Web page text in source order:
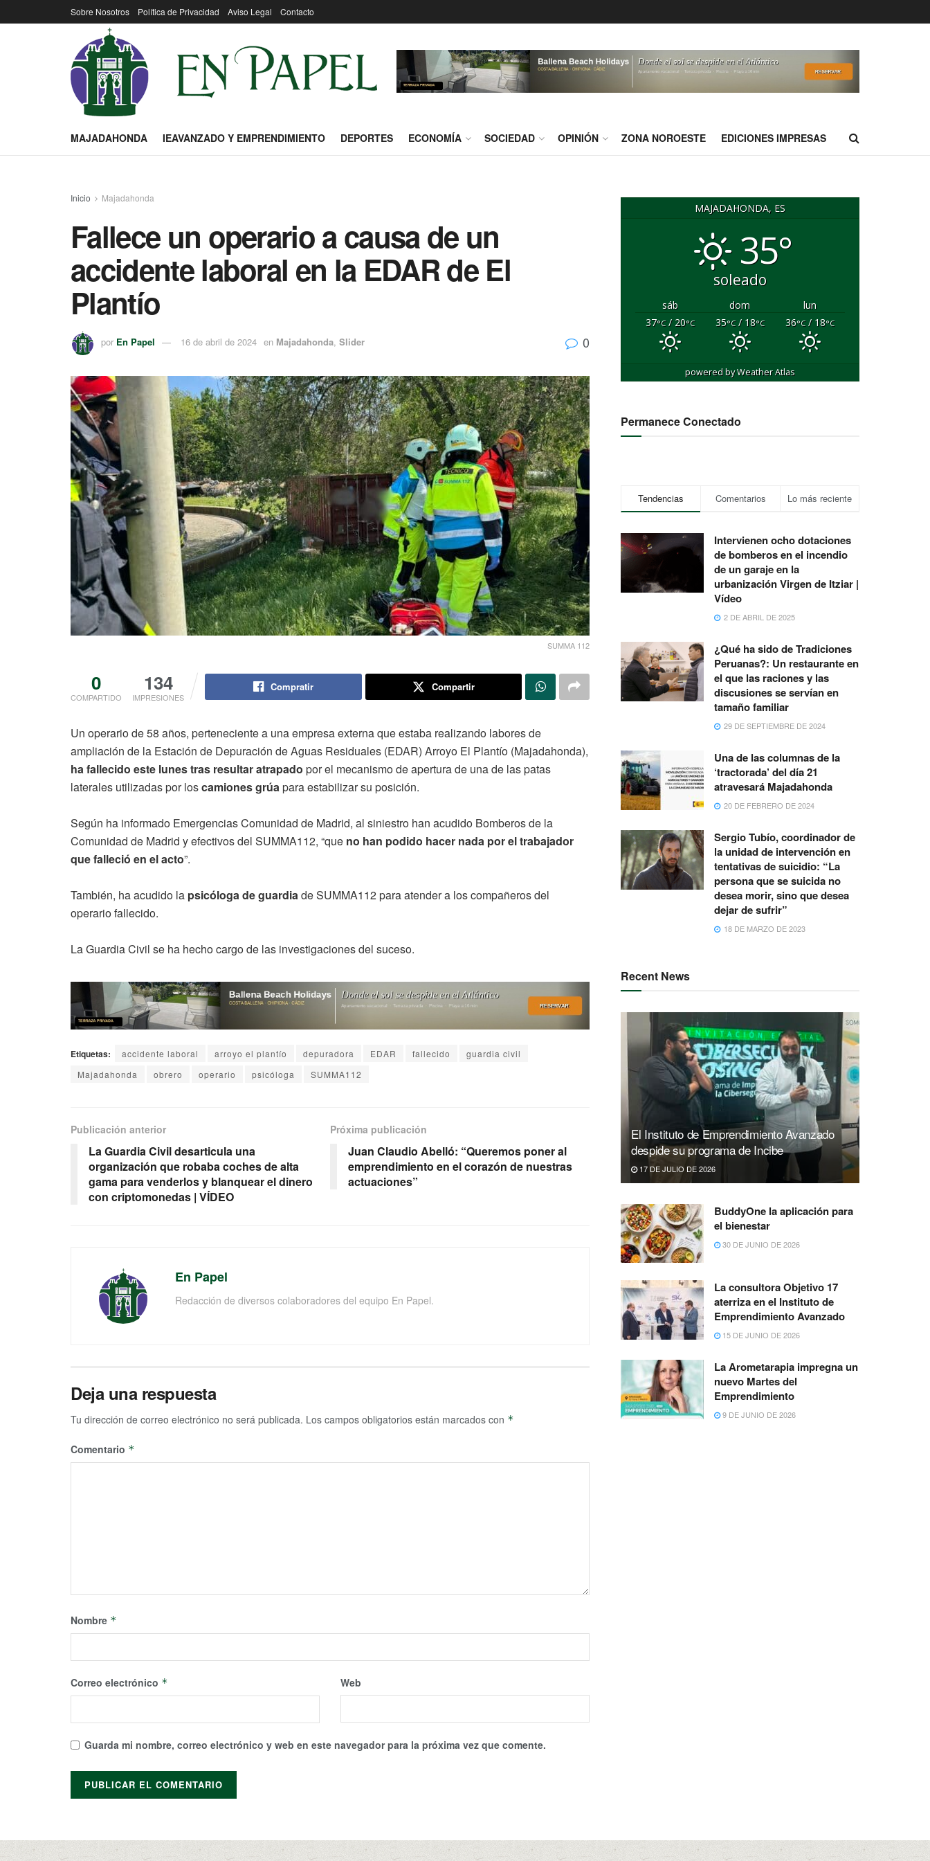
Sobre Nosotros Política de Privacidad Aviso Legal Contacto
MAJADAHONDA IEAVANZADO Y EMPRENDIMIENTO DEPORTES ECONOMÍA SOCIEDAD OPINIÓN ZONA NOROESTE EDICIONES IMPRESAS
Inicio Majadahonda
Fallece un operario a causa de un
accidente laboral en la EDAR de El
Plantío
por En Papel 16 de abril de 2024 en Majadahonda, Slider 0
SUMMA 112
0
COMPARTIDO
134
IMPRESIONES
Compratir Compartir
Un operario de 58 años, perteneciente a una empresa externa que estaba realizando labores de
ampliación de la Estación de Depuración de Aguas Residuales (EDAR) Arroyo El Plantío (Majadahonda),
ha fallecido este lunes tras resultar atrapado por el mecanismo de apertura de una de las patas
laterales utilizadas por loscamiones grúapara estabilizar su posición.
Según ha informado Emergencias Comunidad de Madrid, al siniestro han acudido Bomberos de la
Comunidad de Madrid y efectivos del SUMMA112, “que no han podido hacer nada por el trabajador
que falleció en el acto”.
También, ha acudido la psicóloga de guardiade SUMMA112 para atender a los compañeros del
operario fallecido.
La Guardia Civil se ha hecho cargo de las investigaciones del suceso.
Etiquetas: accidente laboral arroyo el plantío depuradora EDAR fallecido
guardia civil
Majadahonda
obrero operario psicóloga SUMMA112
Publicación anterior
La Guardia Civil desarticula una
organización que robaba coches de alta
gama para venderlos y blanquear el dinero
con criptomonedas | VÍDEO
Próxima publicación
Juan Claudio Abelló: “Queremos poner al
emprendimiento en el corazón de nuestras
actuaciones”
En Papel
Redacción de diversos colaboradores del equipo En Papel.
Deja una respuesta
Tu dirección de correo electrónico no será publicada. Los campos obligatorios están marcados con *
Comentario *
Nombre *
Correo electrónico * Web
Guarda mi nombre, correo electrónico y web en este navegador para la próxima vez que comente.
MAJADAHONDA, ES
35°
soleado
sáb dom
lun
37°C/ 20°C 35°C/ 18°C 36°C/ 18°C
powered byWeather Atlas
Permanece Conectado
Tendencias Comentarios Lo más reciente
Intervienen ocho dotaciones
de bomberos en el incendio
de un garaje en la
urbanización Virgen de Itziar |
Vídeo
2 DE ABRIL DE 2025
¿Qué ha sido de Tradiciones
Peruanas?: Un restaurante en
el que las raciones y las
discusiones se servían en
tamaño familiar
29 DE SEPTIEMBRE DE 2024
Una de las columnas de la
‘tractorada’ del día 21
atravesará Majadahonda
20 DE FEBRERO DE 2024
Sergio Tubío, coordinador de
la unidad de intervención en
tentativas de suicidio: “La
persona que se suicida no
desea morir, sino que desea
dejar de sufrir”
18 DE MARZO DE 2023
Recent News
El Instituto de Emprendimiento Avanzado
despide su programa de Incibe
17 DE JULIO DE 2026
BuddyOne la aplicación para
el bienestar
30 DE JUNIO DE 2026
La consultora Objetivo 17
aterriza en el Instituto de
Emprendimiento Avanzado
15 DE JUNIO DE 2026
La Arometarapia impregna un
nuevo Martes del
Emprendimiento
9 DE JUNIO DE 2026